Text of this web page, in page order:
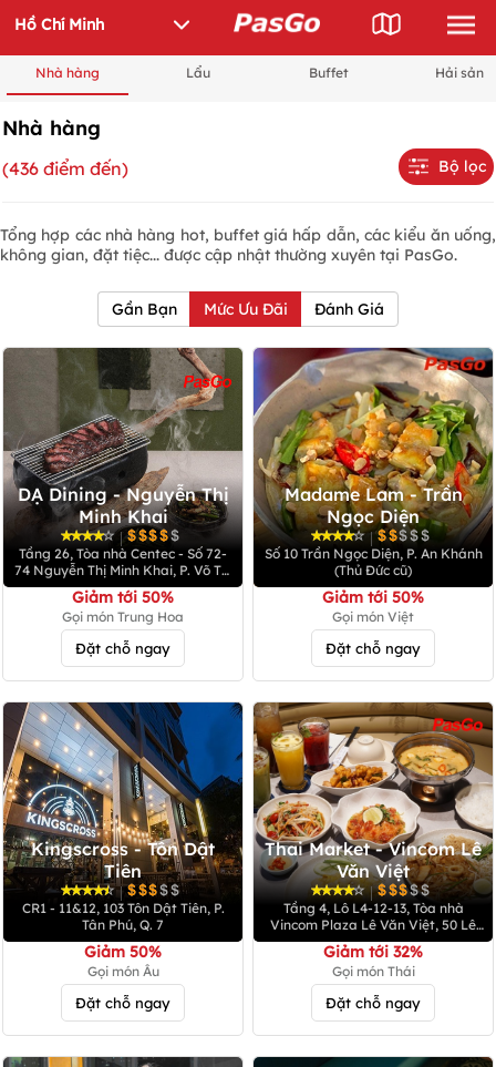
Nhà hàng Lẩu Buffet Hải sản
Nhà hàng
(436 điểm đến) Bộ lọc
Tổng hợp các nhà hàng hot, buffet giá hấp dẫn, các kiểu ăn uống,
không gian, đặt tiệc... được cập nhật thường xuyên tại PasGo.
Gần Bạn Mức Ưu Đãi Đánh Giá
DẠ Dining - Nguyễn Thị
Minh Khai
|
Tầng 26, Tòa nhà Centec - Số 72-
74 Nguyễn Thị Minh Khai, P. Võ Thị
Sáu, Q.3
Giảm tới 50%
Gọi món Trung Hoa
Đặt chỗ ngay
Madame Lam - Trần
Ngọc Diện
|
Số 10 Trần Ngọc Diện, P. An Khánh
(Thủ Đức cũ)
Giảm tới 50%
Gọi món Việt
Đặt chỗ ngay
Kingscross - Tôn Dật
Tiên
|
CR1 - 11&12, 103 Tôn Dật Tiên, P.
Tân Phú, Q. 7
Giảm 50%
Gọi món Âu
Đặt chỗ ngay
Thai Market - Vincom Lê
Văn Việt
|
Tầng 4, Lô L4-12-13, Tòa nhà
Vincom Plaza Lê Văn Việt, 50 Lê
Văn Việt, P. Tăng Nhơn Phú
Giảm tới 32%
Gọi món Thái
Đặt chỗ ngay